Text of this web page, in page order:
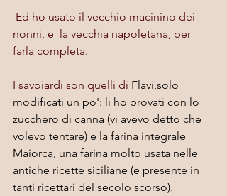
Ed ho usato il vecchio macinino dei
nonni, e  la vecchia napoletana, per
farla completa.
I savoiardi son quelli di Flavi,solo
modificati un po': li ho provati con lo
zucchero di canna (vi avevo detto che
volevo tentare) e la farina integrale
Maiorca, una farina molto usata nelle
antiche ricette siciliane (e presente in
tanti ricettari del secolo scorso).